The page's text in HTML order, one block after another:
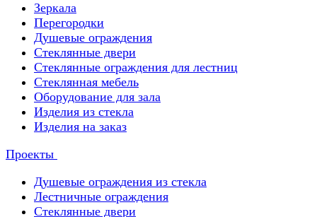
Зеркала
Перегородки
Душевые ограждения
Стеклянные двери
Стеклянные ограждения для лестниц
Стеклянная мебель
Оборудование для зала
Изделия из стекла
Изделия на заказ
Проекты
Душевые ограждения из стекла
Лестничные ограждения
Стеклянные двери